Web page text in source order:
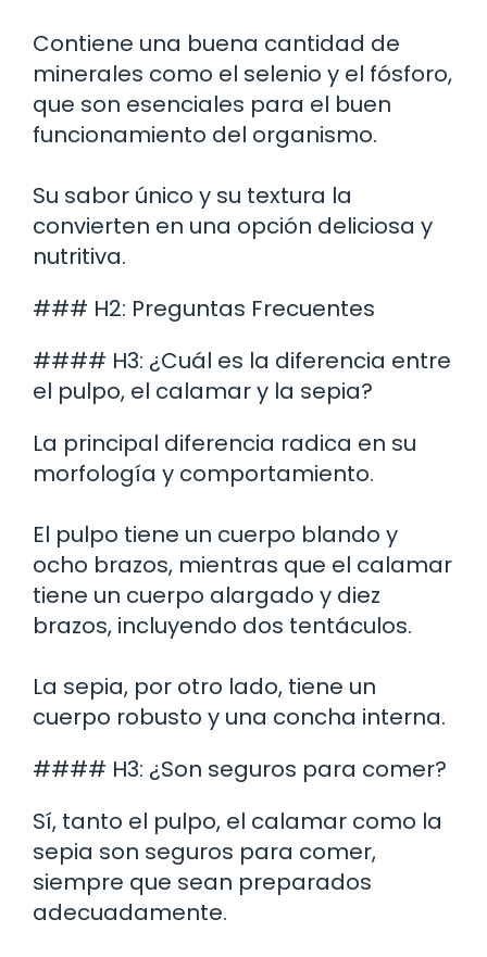
Contiene una buena cantidad de
minerales como el selenio y el fósforo,
que son esenciales para el buen
funcionamiento del organismo.
Su sabor único y su textura la
convierten en una opción deliciosa y
nutritiva.
### H2: Preguntas Frecuentes
#### H3: ¿Cuál es la diferencia entre
el pulpo, el calamar y la sepia?
La principal diferencia radica en su
morfología y comportamiento.
El pulpo tiene un cuerpo blando y
ocho brazos, mientras que el calamar
tiene un cuerpo alargado y diez
brazos, incluyendo dos tentáculos.
La sepia, por otro lado, tiene un
cuerpo robusto y una concha interna.
#### H3: ¿Son seguros para comer?
Sí, tanto el pulpo, el calamar como la
sepia son seguros para comer,
siempre que sean preparados
adecuadamente.